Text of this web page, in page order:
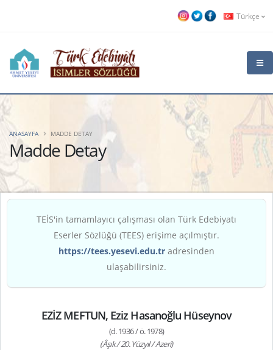
Türkçe
Madde Detay
ANASAYFA MADDE DETAY
TEİS'in tamamlayıcı çalışması olan Türk Edebiyatı
Eserler Sözlüğü (TEES) erişime açılmıştır.
https://tees.yesevi.edu.tr adresinden
ulaşabilirsiniz.
EZİZ MEFTUN, Eziz Hasanoğlu Hüseynov
(d. 1936 / ö. 1978)
(Âşık / 20. Yüzyıl / Azeri)